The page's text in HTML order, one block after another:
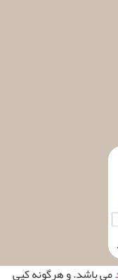
می باشد. و هرگونه کپی